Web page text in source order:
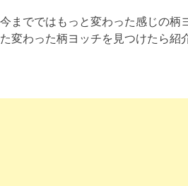
今までではもっと変わった感じの柄
た変わった柄ヨッチを見つけたら紹